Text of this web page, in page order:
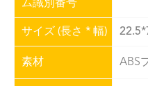
ム識別番号
サイズ (長さ * 幅)
素材 ABS